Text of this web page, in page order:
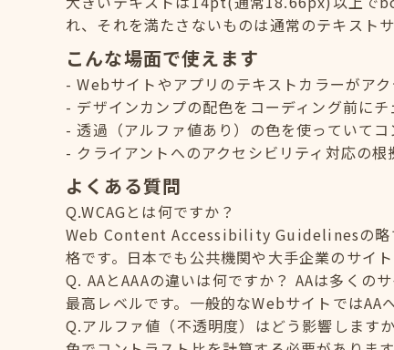
れ、それを満たさないものは通常のテキストサ
こんな場面で使えます
Webサイトやアプリのテキストカラーがア
デザインカンプの配色をコーディング前に
透過（アルファ値あり）の色を使っていて
クライアントへのアクセシビリティ対応の根
よくある質問
Q.WCAGとは何ですか？
Web Content Accessibility Guidelinesの略
格です。日本でも公共機関や大手企業のサイ
Q. AAとAAAの違いは何ですか？ AAは多くの
最高レベルです。一般的なWebサイトではAA
Q.アルファ値（不透明度）はどう影響します